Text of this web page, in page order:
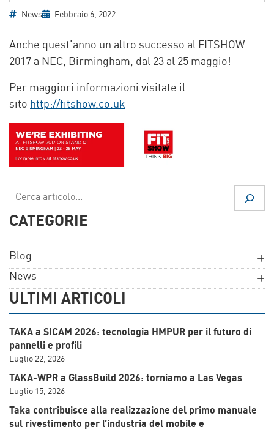
News Febbraio 6, 2022
Anche quest’anno un altro successo al FITSHOW
2017 a NEC, Birmingham, dal 23 al 25 maggio!
Per maggiori informazioni visitate il
sito http://fitshow.co.uk
Cerca
CATEGORIE
Blog
News
ULTIMI ARTICOLI
TAKA a SICAM 2026: tecnologia HMPUR per il futuro di
pannelli e profili
Luglio 22, 2026
TAKA-WPR a GlassBuild 2026: torniamo a Las Vegas
Luglio 15, 2026
Taka contribuisce alla realizzazione del primo manuale
sul rivestimento per l’industria del mobile e